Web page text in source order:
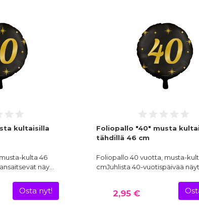
kultaisilla
kulta 46
näy…
Osta nyt!
Foliopallo "40" musta
tähdillä 46 cm
Foliopallo 40 vuotta, musta-
cmJuhlista 40-vuotispäivää
2,95 €